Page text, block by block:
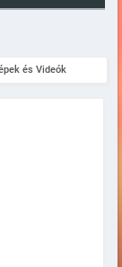
és Videók